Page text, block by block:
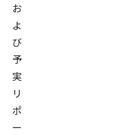
お
よ
び
予
実
リ
ポ
ー